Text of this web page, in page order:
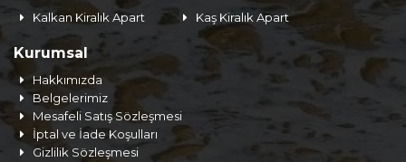
Kalkan Kiralık Apart Kaş Kiralık Apart
Kurumsal
Hakkımızda
Belgelerimiz
Mesafeli Satış Sözleşmesi
İptal ve İade Koşulları
Gizlilik Sözleşmesi